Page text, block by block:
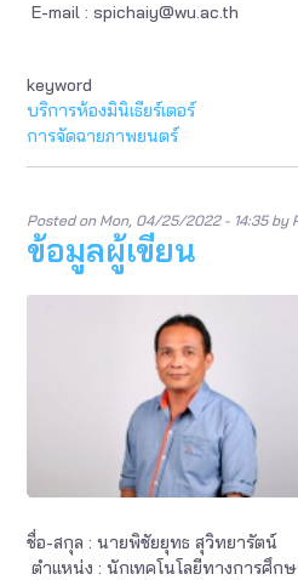
E-mail : spichaiy@wu.ac.th
keyword
บริการห้องมินิเธียร์เตอร์
การจัดฉายภาพยนตร์
Posted on Mon, 04/25/2022 - 14:35by
ข้อมูลผู้เขียน
ชื่อ-สกุล : นายพิชัยยุทธ สุวิทยารัตน์
ตำแหน่ง : นักเทคโนโลยีทางการศึก